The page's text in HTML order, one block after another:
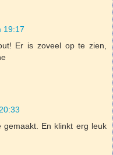
19:17
Er is zoveel op te zien,
En klinkt erg leuk